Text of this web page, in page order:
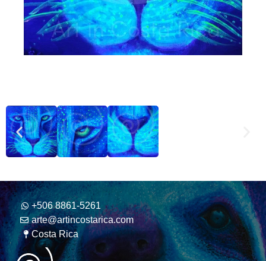
+506 8861-5261
arte@artincostarica.com
Costa Rica